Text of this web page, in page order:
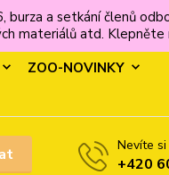
a setkání členů
materiálů atd.
ZOO-NOVINKY
Nevíte
+420